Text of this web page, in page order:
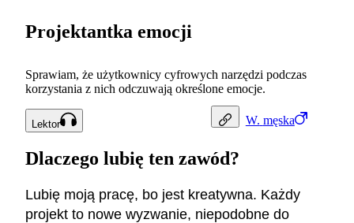
W. męska
Projektantka emocji
Sprawiam, że użytkownicy cyfrowych narzędzi podczas
korzystania z nich odczuwają określone emocje.
Lektor
Dlaczego lubię ten zawód?
Lubię moją pracę, bo jest kreatywna. Każdy
projekt to nowe wyzwanie, niepodobne do